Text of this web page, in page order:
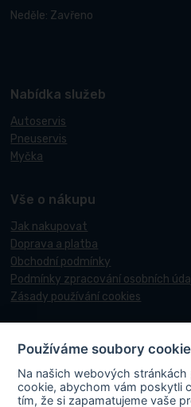
Neděle: Zavřeno
Nabídka služeb
Autoservis
Pneuservis
Myčka
Vše o nákupu
Jak nakupovat
Doprava a platba
Obchodní podmínky
Podmínky zpracování osobních
Zásady používání cookies
© 2017-2026
Webové stránky
Používáme soubory cookie
Na našich webových
cookie, abychom vám poskytli
tím, že si zapamatujeme vaše